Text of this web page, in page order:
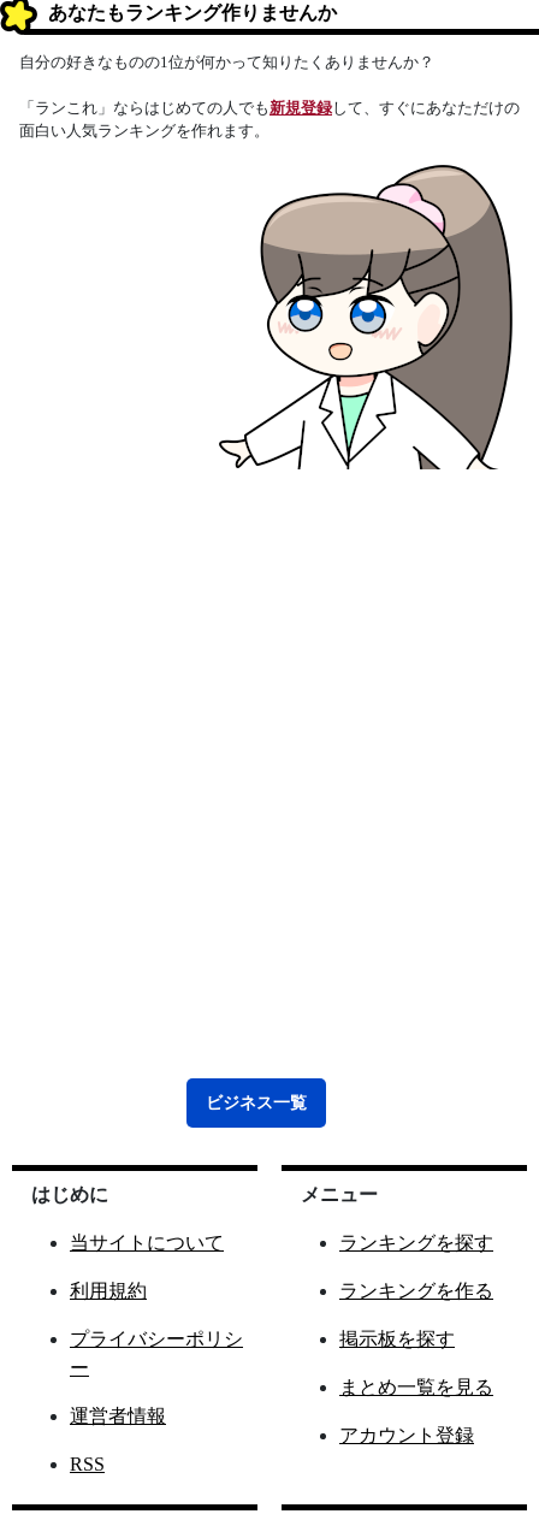
あなたもランキング作りませんか
自分の好きなものの1位が何かって知りたくありませんか？
「ランこれ」ならはじめての人でも新規登録して、すぐにあなただけの
面白い人気ランキングを作れます。
ビジネス一覧
はじめに
当サイトについて
利用規約
プライバシーポリシ
ー
運営者情報
RSS
メニュー
ランキングを探す
ランキングを作る
掲示板を探す
まとめ一覧を見る
アカウント登録